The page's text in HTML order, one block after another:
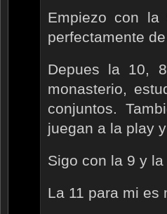
Empiezo con
perfectamente
Depues la 10,
monasterio,
conjuntos.
juegan a la play
Sigo con la 9 y
La 11 para mi es